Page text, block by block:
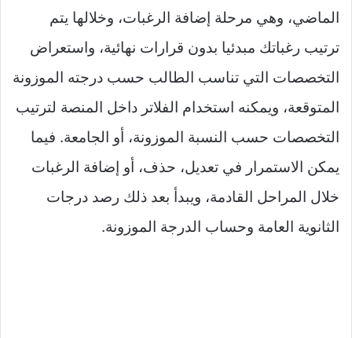
الماضي، وهي مرحلة إضافة الرغبات، وخلالها يتم
ترتيب رغباتك مبدئيا بدون قرارات نهائية، واستعراض
التخصصات التي تناسب الطالب حسب درجته الموزونة
المتوقعة، ويمكنه استخدام الفلاتر داخل المنصة لترتيب
التخصصات حسب النسبة الموزونة، أو الجامعة. فيما
يمكن الاستمرار في تعديل، حذف، أو إضافة الرغبات
خلال المراحل القادمة، ويبدأ بعد ذلك رصد درجات
الثانوية العامة وحساب الدرجة الموزونة.